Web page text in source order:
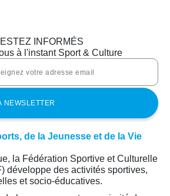
INFORMÉS
à l'instant Sport & Culture
la Fédération Sportive et Culturelle
développe des activités sportives,
et socio-éducatives.